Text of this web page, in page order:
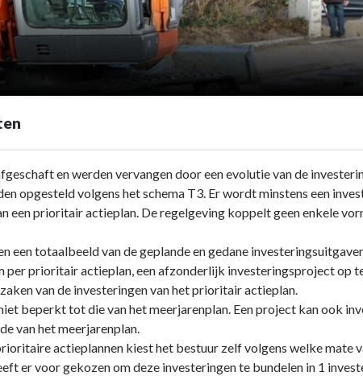
en werden vervangen door een evolutie van de
opgesteld volgens het schema T3. Er wordt minstens een
een prioritair actieplan. De regelgeving koppelt geen enkele
een totaalbeeld van de geplande en gedane
prioritair actieplan, een afzonderlijk investeringsproject op
van de investeringen van het prioritair actieplan.
beperkt tot die van het meerjarenplan. Een project kan ook
van het meerjarenplan.
actieplannen kiest het bestuur zelf volgens welke mate
er voor gekozen om deze investeringen te bundelen in 1